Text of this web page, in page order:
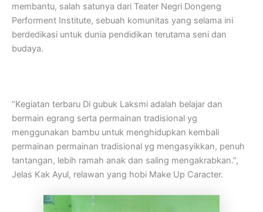
membantu, salah satunya dari Teater Negri Dongeng
Performent Institute, sebuah komunitas yang selama ini
berdedikasi untuk dunia pendidikan terutama seni dan
budaya.
“Kegiatan terbaru Di gubuk Laksmi adalah belajar dan
bermain egrang serta permainan tradisional yg
menggunakan bambu untuk menghidupkan kembali
permainan permainan tradisional yg mengasyikkan, penuh
tantangan, lebih ramah anak dan saling mengakrabkan.”,
Jelas Kak Ayul, relawan yang hobi Make Up Caracter.